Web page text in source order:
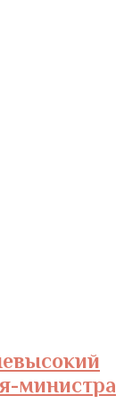
министра